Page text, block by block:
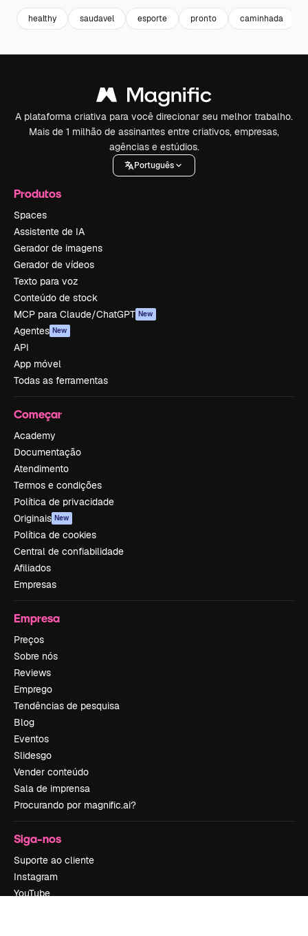
healthy saudavel esporte pronto caminhada
A plataforma criativa para você direcionar seu melhor trabalho.
Mais de 1 milhão de assinantes entre criativos, empresas,
agências e estúdios.
Português
Produtos
Spaces
Assistente de IA
Gerador de imagens
Gerador de vídeos
Texto para voz
Conteúdo de stock
MCP para Claude/ChatGPT New
Agentes New
API
App móvel
Todas as ferramentas
Começar
Academy
Documentação
Atendimento
Termos e condições
Política de privacidade
Originais New
Política de cookies
Central de confiabilidade
Afiliados
Empresas
Empresa
Preços
Sobre nós
Reviews
Emprego
Tendências de pesquisa
Blog
Eventos
Slidesgo
Vender conteúdo
Sala de imprensa
Procurando por magnific.ai?
Siga-nos
Suporte ao cliente
Instagram
YouTube